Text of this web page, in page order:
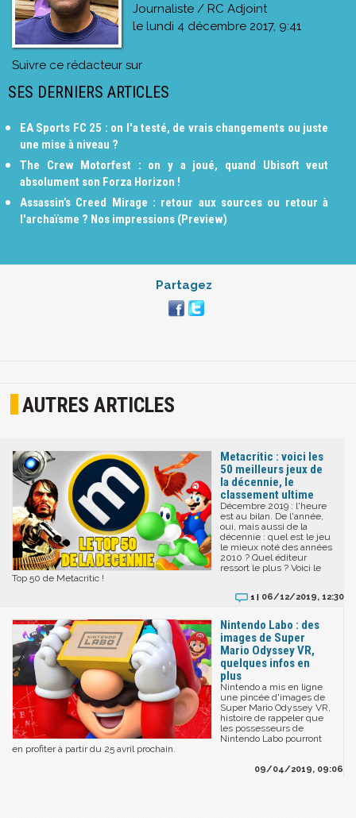
Journaliste / RC Adjoint
le lundi 4 décembre 2017, 9:41
Suivre ce rédacteur sur
SES DERNIERS ARTICLES
EA Sports FC 25 : on l'a testé, de vrais changements ou juste
une mise à niveau ?
The Crew Motorfest : on y a joué, quand Ubisoft veut
absolument son Forza Horizon !
Assassin’s Creed Mirage : retour aux sources ou retour à
l'archaïsme ? Nos impressions (Preview)
Partagez
AUTRES ARTICLES
Metacritic : voici les
50 meilleurs jeux de
la décennie, le
classement ultime
Décembre 2019 : l'heure
est au bilan. De l'année,
oui, mais aussi de la
décennie : quel est le jeu
le mieux noté des années
2010 ? Quel éditeur
ressort le plus ? Voici le
Top 50 de Metacritic !
1 | 06/12/2019, 12:30
Nintendo Labo : des
images de Super
Mario Odyssey VR,
quelques infos en
plus
Nintendo a mis en ligne
une pincée d'images de
Super Mario Odyssey VR,
histoire de rappeler que
les possesseurs de
Nintendo Labo pourront
en profiter à partir du 25 avril prochain.
09/04/2019, 09:06